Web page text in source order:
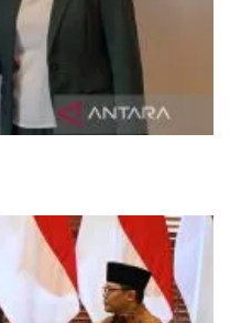
kemitraan